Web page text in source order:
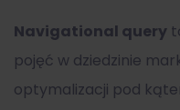
Navigational query
pojęć w dziedzinie
optymalizacji pod